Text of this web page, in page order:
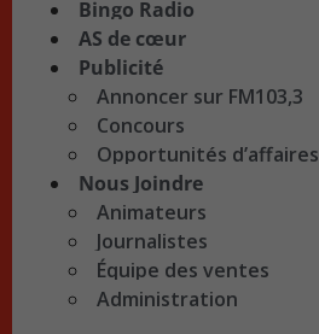
Bingo Radio
AS de cœur
Publicité
Annoncer sur FM103,3
Concours
Opportunités d’affaires
Nous Joindre
Animateurs
Journalistes
Équipe des ventes
Administration